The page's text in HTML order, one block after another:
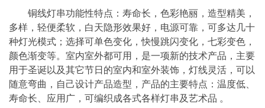
铜线灯串功能性特点：寿命长，色彩艳丽，造型精美，
多样，轻便柔软，白天隐形效果好，电源可靠，可多达几十
种灯光模式；选择可单色变化，快慢跳闪变化，七彩变色，
颜色渐变等。室内室外都可用，是一项新的技术产品，主要
用于圣诞以及其它节日的室内和室外装饰，灯线灵活，可以
随意弯曲，自己设计产品造型，产品的主要特点：温度低、
寿命长、应用广，可编织成各式各样灯串及艺术品 。